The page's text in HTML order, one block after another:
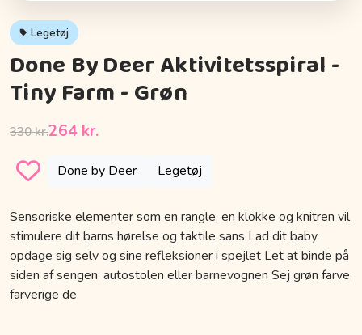
Legetøj
Done By Deer Aktivitetsspiral -
Tiny Farm - Grøn
330 kr.264 kr.
Done by Deer Legetøj
Sensoriske elementer som en rangle, en klokke og knitren vil
stimulere dit barns hørelse og taktile sans Lad dit baby
opdage sig selv og sine refleksioner i spejlet Let at binde på
siden af sengen, autostolen eller barnevognen Sej grøn farve,
farverige de